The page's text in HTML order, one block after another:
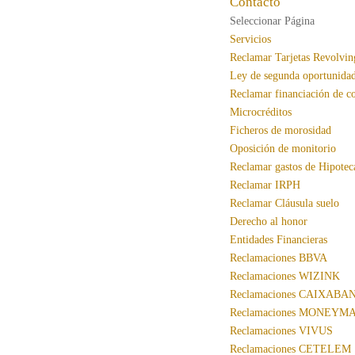
Seleccionar Página
Servicios
Reclamar Tarjetas
Ley de segunda
Reclamar financiación de
Microcréditos
Ficheros de morosidad
Oposición de monitorio
Reclamar gastos de
Reclamar IRPH
Reclamar Cláusula suelo
Derecho al honor
Entidades Financieras
Reclamaciones BBVA
Reclamaciones WIZINK
Reclamaciones
Reclamaciones
Reclamaciones VIVUS
Reclamaciones CETELEM